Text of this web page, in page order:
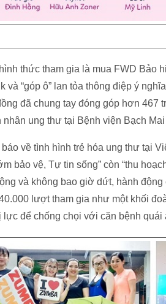
thức tham gia là mua FWD Bảo
và “góp ô” lan tỏa thông điệp ý
đã chung tay đóng góp hơn
nhân ung thư tại Bệnh viện Bạch
về tình hình trẻ hóa ung thư tại
bảo vệ, Tự tin sống” còn “thu
và không bao giờ dứt, hành
lượt tham gia như một khối
lực để chống chọi với căn bệnh quái